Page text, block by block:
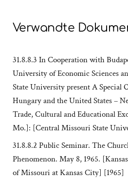
Verwandte
31.8.8.3 In Cooperation with
University of Economic Sciences
State University present A Special
Hungary and the United States –
Trade, Cultural and Educational
Mo.]: [Central Missouri State
31.8.8.2 Public Seminar. The
Phenomenon. May 8, 1965.
of Missouri at Kansas City] [1965]